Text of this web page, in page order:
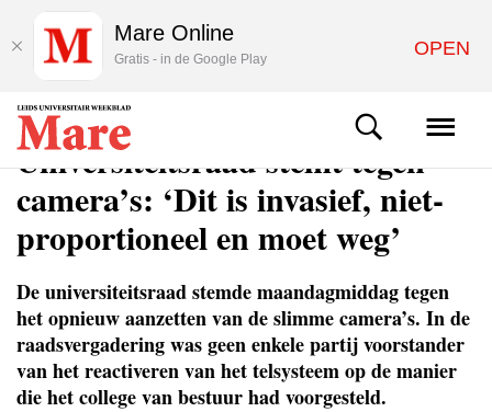
NIEUWS
Universiteitsraad stemt tegen
camera’s: ‘Dit is invasief, niet-
proportioneel en moet weg’
De universiteitsraad stemde maandagmiddag tegen
het opnieuw aanzetten van de slimme camera’s. In de
raadsvergadering was geen enkele partij voorstander
van het reactiveren van het telsysteem op de manier
die het college van bestuur had voorgesteld.
Mare Online
Gratis - in de Google Play OPEN